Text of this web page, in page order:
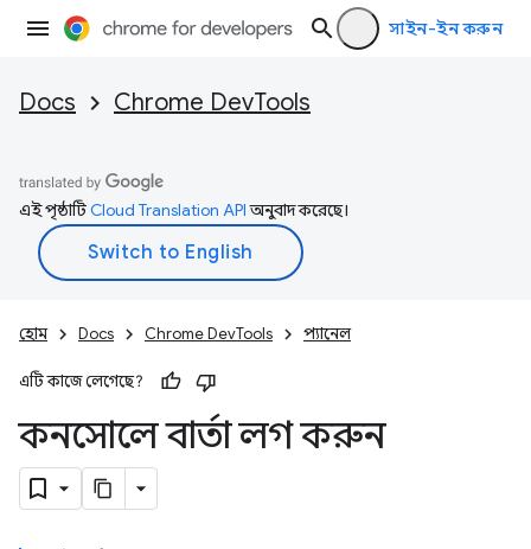
সাইন-ইন করুন
Docs Chrome DevTools
এই পৃষ্ঠাটিCloud Translation APIঅনুবাদ করেছে।
হোম Docs Chrome DevTools প্যানেল
এটি কাজে লেগেছে?
কনসোলে বার্তা লগ করুন